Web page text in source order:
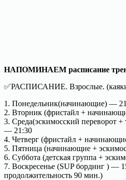
НАПОМИНАЕМ расписание
✅РАСПИСАНИЕ. Взрослые.
1. Понедельник(начинающие) —
2. Вторник (фристайл +
3. Среда(эскимосский переворот +
— 21:30
4. Четверг (фристайл +
5. Пятница (начинающие +
6. Суббота (детская группа +
7. Воскресенье (SUP бординг ) —
продолжительность 90 мин.)